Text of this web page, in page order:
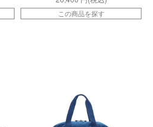
この商品を探す